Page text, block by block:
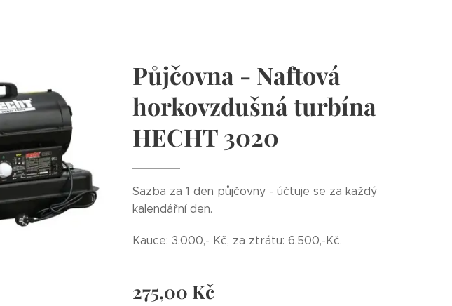
Půjčovna - Naftová
horkovzdušná turbína
HECHT 3020
Sazba za 1 den půjčovny - účtuje se za každý
kalendářní den.
Kauce: 3.000,- Kč, za ztrátu: 6.500,-Kč.
275,00 Kč